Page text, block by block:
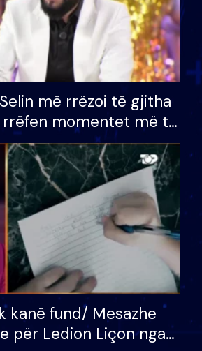
më rrëzoi të gjitha
rrëfen momentet më të
e BB VIP: Do më
e mëngjesit kur…
kanë fund/ Mesazhe
për Ledion Liçon nga